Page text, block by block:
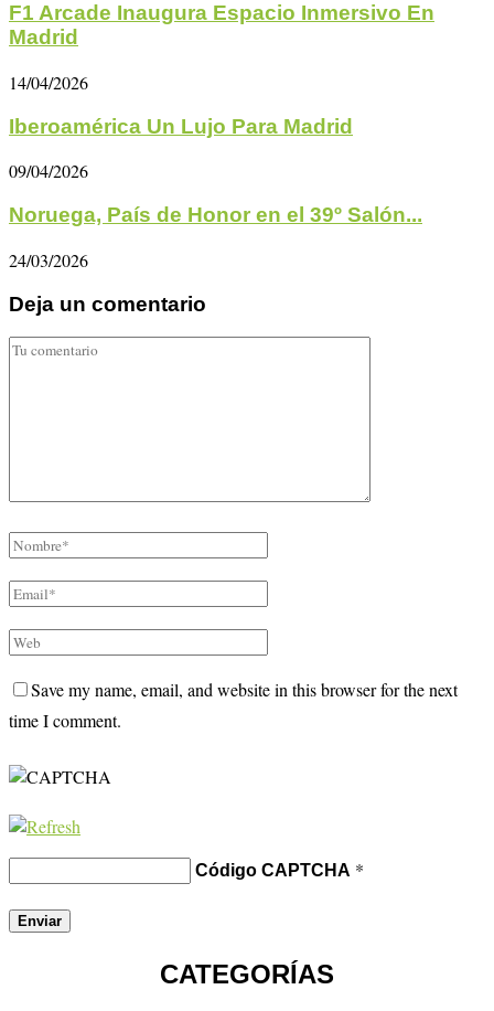
F1 Arcade Inaugura Espacio Inmersivo En
Madrid
14/04/2026
Iberoamérica Un Lujo Para Madrid
09/04/2026
Noruega, País de Honor en el 39º Salón...
24/03/2026
Deja un comentario
Save my name, email, and website in this browser for the next
time I comment.
Código CAPTCHA *
CATEGORÍAS